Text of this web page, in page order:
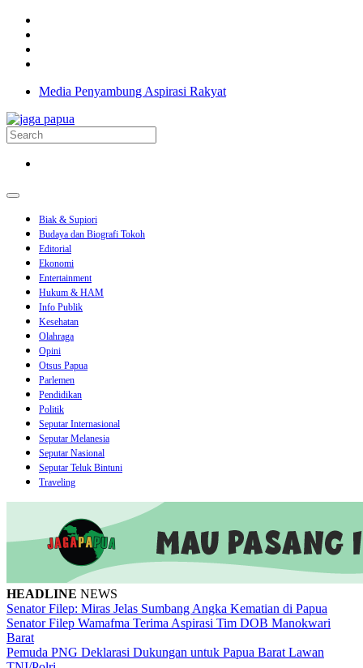
Media Penyambung Aspirasi Rakyat
Biak & Supiori
Budaya dan Biografi Tokoh
Editorial
Ekonomi
Entertainment
Hukum & HAM
Info Publik
Kesehatan
Olahraga
Opini
Otsus Papua
Parlemen
Pendidikan
Politik
Seputar Internasional
Seputar Melanesia
Seputar Nasional
Seputar Teluk Bintuni
Traveling
HEADLINE NEWS
Senator Filep: Miras Jelas Sumbang Angka Kematian di Papua
Senator Filep Wamafma Terima Aspirasi Tim DOB Manokwari
Barat
Pemuda PNG Deklarasi Dukungan untuk Papua Barat Lawan